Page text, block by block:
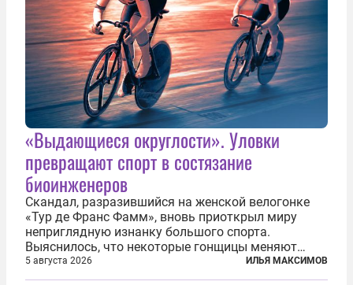
«Выдающиеся округлости». Уловки
превращают спорт в состязание
биоинженеров
Скандал, разразившийся на женской велогонке
«Тур де Франс Фамм», вновь приоткрыл миру
неприглядную изнанку большого спорта.
Выяснилось, что некоторые гонщицы меняют
размер груди ради улучшения аэродинамики. За
фасадом труда, мастерства, упорства и
5 августа 2026 ИЛЬЯ МАКСИМОВ